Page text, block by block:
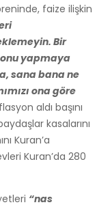
faize ilişkin
Bir
yapmaya
sana bana ne
ona göre
aldı başını
kasalarını
Kuran’a
Kuran’da 280
“nas